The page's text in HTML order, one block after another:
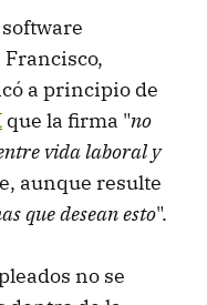
a principio de
que la firma "no
vida laboral y
aunque resulte
que desean esto".
no se